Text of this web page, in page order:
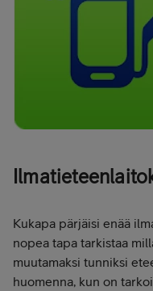
Kukapa pärjäisi enää
nopea tapa tarkistaa
muutamaksi tunniksi
huomenna, kun on